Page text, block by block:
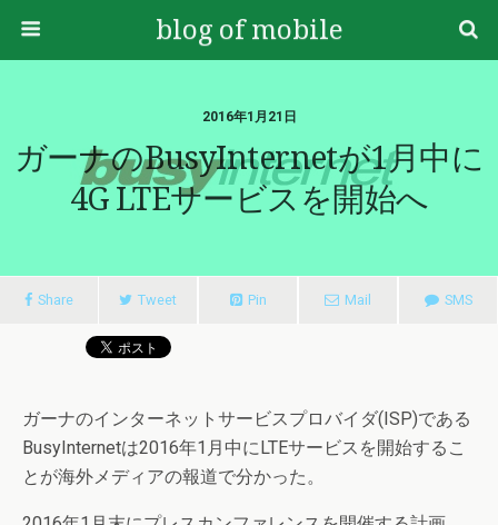
blog of mobile
2016年1月21日
ガーナのBusyInternetが1月中に
4G LTEサービスを開始へ
Share Tweet Pin Mail SMS
ガーナのインターネットサービスプロバイダ(ISP)である
BusyInternetは2016年1月中にLTEサービスを開始するこ
とが海外メディアの報道で分かった。